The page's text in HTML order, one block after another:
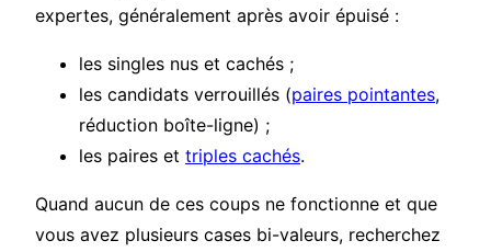
expertes, généralement après avoir épuisé :
les singles nus et cachés ;
les candidats verrouillés (paires pointantes,
réduction boîte-ligne) ;
les paires et triples cachés.
Quand aucun de ces coups ne fonctionne et que
vous avez plusieurs cases bi-valeurs, recherchez